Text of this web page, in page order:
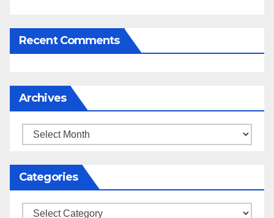
Recent Comments
Archives
Archives
Categories
Categories